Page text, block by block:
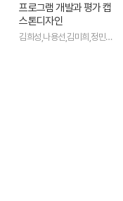
프로그램 개발과 평가 캡
스톤디자인
김희성,나용선,김미희,정민